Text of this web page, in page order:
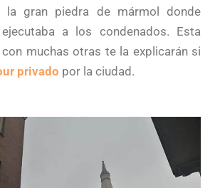
la gran piedra de mármol donde
a los condenados. Esta
muchas otras te la explicarán si
privado por la ciudad.